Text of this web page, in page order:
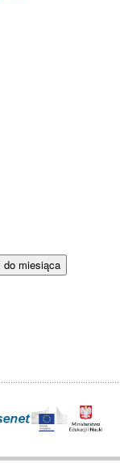
do miesiąca